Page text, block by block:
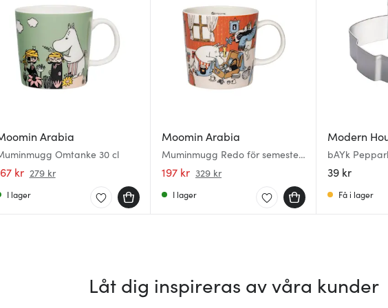
Arabia
Omtanke 30 cl
kr 279 kr
I lager
Moomin Arabia
Muminmugg Redo för semester
30 cl Sommar 2026
197 kr 329 kr
I lager
Modern
bAYk
39 kr
Få i lager
Låt dig inspireras av våra kunder